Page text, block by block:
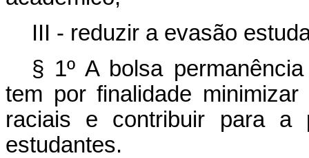
III - reduzir a evasão
§ 1º A bolsa
tem por finalidade
raciais e contribuir para a
estudantes.